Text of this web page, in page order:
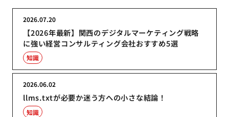
【2026年最新】関西のデジタルマーケティング戦略
に強い経営コンサルティング会社おすすめ5選
2026.07.20
知識
llms.txtが必要か迷う方への小さな結論！
2026.06.02
知識